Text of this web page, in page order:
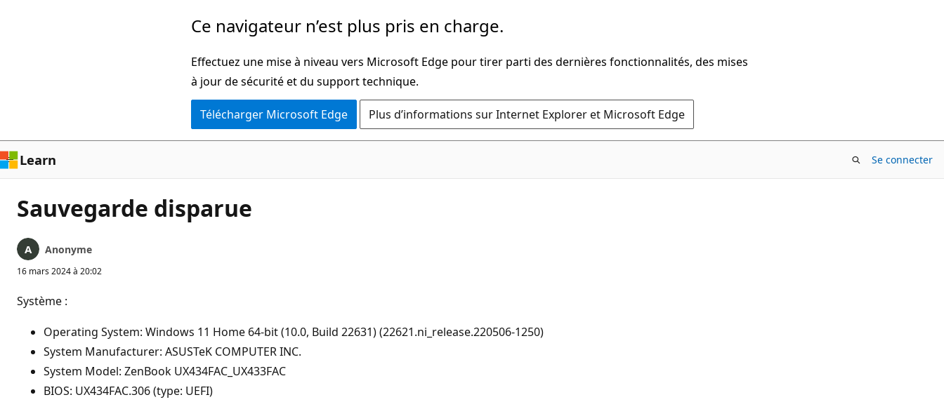
Ce navigateur n’est plus pris en charge.
Effectuez une mise à niveau vers Microsoft Edge pour tirer parti des dernières fonctionnalités, des mises
à jour de sécurité et du support technique.
Télécharger Microsoft Edge Plus d’informations sur Internet Explorer et Microsoft Edge
Learn Se connecter
Sauvegarde disparue
Anonyme
16 mars 2024 à 20:02
Système :
Operating System: Windows 11 Home 64-bit (10.0, Build 22631) (22621.ni_release.220506-1250)
System Manufacturer: ASUSTeK COMPUTER INC.
System Model: ZenBook UX434FAC_UX433FAC
BIOS: UX434FAC.306 (type: UEFI)